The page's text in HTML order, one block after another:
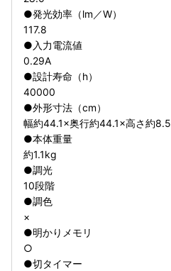
●発光効率（lm／W）
117.8
●入力電流値
0.29A
●設計寿命（h）
40000
●外形寸法（cm）
幅約44.1×奥行約44.1×高さ約8.5
●本体重量
約1.1kg
●調光
10段階
●調色
×
●明かりメモリ
○
●切タイマー